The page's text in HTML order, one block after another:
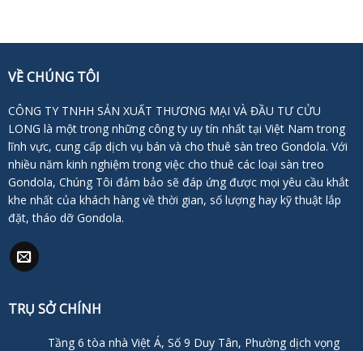
VỀ CHÚNG TÔI
CÔNG TY TNHH SẢN XUẤT THƯƠNG MẠI VÀ ĐẦU TƯ CỬU
LONG là một trong những công ty uy tín nhất tại Việt Nam trong
lĩnh vực, cung cấp dịch vụ bán và cho thuê sàn treo Gondola. Với
nhiều năm kinh nghiệm trong việc cho thuê các loại sàn treo
Gondola, Chúng Tôi đảm bảo sẽ đáp ứng được mọi yêu cầu khắt
khe nhất của khách hàng về thời gian, số lượng hay kỹ thuật lắp
đặt, tháo dỡ Gondola.
TRỤ SỞ CHÍNH
Tầng 6 tòa nhà Việt Á, Số 9 Duy Tân, Phường dịch vọng